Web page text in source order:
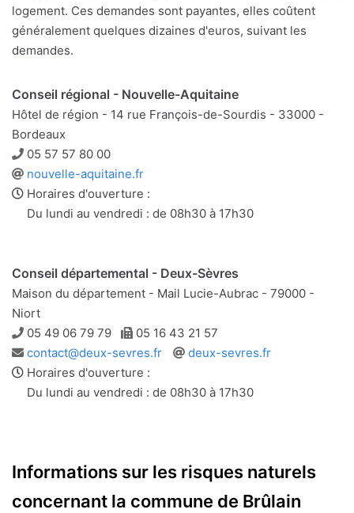
logement. Ces demandes sont payantes, elles coûtent
généralement quelques dizaines d'euros, suivant les
demandes.
Conseil régional - Nouvelle-Aquitaine
Hôtel de région - 14 rue François-de-Sourdis - 33000 -
Bordeaux
Téléphone
05 57 57 80 00
Site
web
nouvelle-aquitaine.fr
Horaires d'ouverture :
Du lundi au vendredi : de 08h30 à 17h30
Conseil départemental - Deux-Sèvres
Maison du département - Mail Lucie-Aubrac - 79000 -
Niort
Téléphone
05 49 06 79 79 Télécopie
05 16 43 21 57
Adresse
e-
mail
contact@deux-sevres.fr
Site
deux-sevres.fr
Horaires d'ouverture :
Du lundi au vendredi : de 08h30 à 17h30
Informations sur les risques naturels
concernant la commune de Brûlain